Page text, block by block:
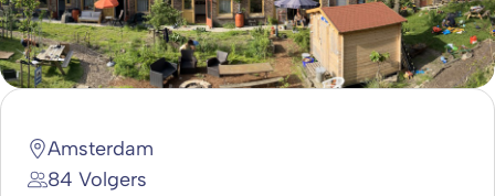
Amsterdam
84 Volgers